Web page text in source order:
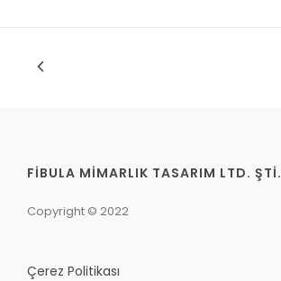
FİBULA MİMARLIK TASARIM LTD. ŞTİ.
Copyright © 2022
Çerez Politikası